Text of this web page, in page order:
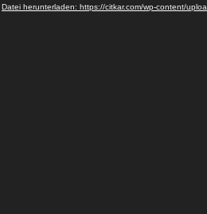
Datei herunterladen: https://citkar.com/wp-content/